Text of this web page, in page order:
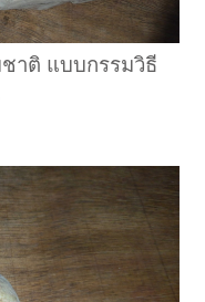
าติ แบบกรรมวิธี